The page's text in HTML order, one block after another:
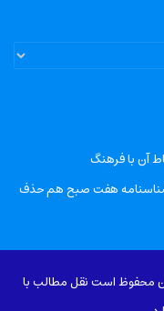
آن با فرهنگ
شناسنامه هفت صبح هم حذف
محفوظ است نقل مطالب با